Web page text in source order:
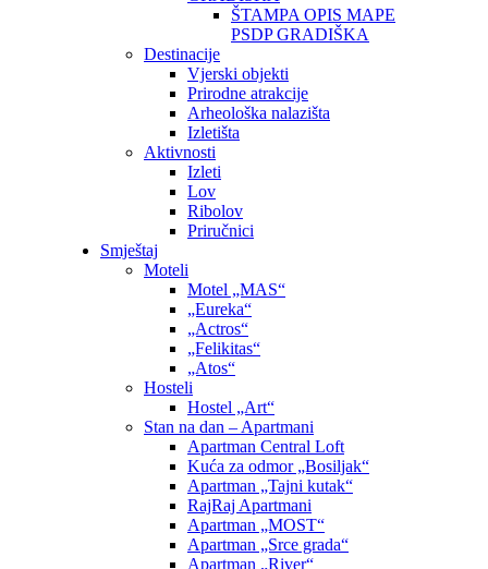
ŠTAMPA OPIS MAPE
PSDP GRADIŠKA
Destinacije
Vjerski objekti
Prirodne atrakcije
Arheološka nalazišta
Izletišta
Aktivnosti
Izleti
Lov
Ribolov
Priručnici
Smještaj
Moteli
Motel „MAS“
„Eureka“
„Actros“
„Felikitas“
„Atos“
Hosteli
Hostel „Art“
Stan na dan – Apartmani
Apartman Central Loft
Kuća za odmor „Bosiljak“
Apartman „Tajni kutak“
RajRaj Apartmani
Apartman „MOST“
Apartman „Srce grada“
Apartman „River“